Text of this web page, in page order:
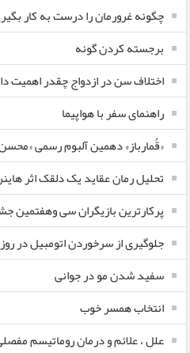
چگونه غرورمان را درست به کار
برجسته کردن گونه
اختلاف سن در ازدواج چقدر اهمیت
راهنمای سفر با هواپیما
«قُمارباز» دهمین آلبوم رسمی
تحلیل رمان عقاید یک دلقک اثر
پرکارترین بازیگران سی وهفتمین
جلوگیری از سرخوردن اتومبیل در
سفید شدن مو در جوانی
انتخاب همسر خوب
علل ، علائم و درمان روماتیسم